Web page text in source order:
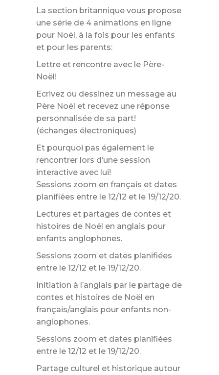
La section britannique vous propose
une série de 4 animations en ligne
pour Noël, à la fois pour les enfants
et pour les parents:
Lettre et rencontre avec le Père-
Noël!
Ecrivez ou dessinez un message au
Père Noël et recevez une réponse
personnalisée de sa part!
(échanges électroniques)
Et pourquoi pas également le
rencontrer lors d’une session
interactive avec lui!
Sessions zoom en français et dates
planifiées entre le 12/12 et le 19/12/20.
Lectures et partages de contes et
histoires de Noël en anglais pour
enfants anglophones.
Sessions zoom et dates planifiées
entre le 12/12 et le 19/12/20.
Initiation à l’anglais par le partage de
contes et histoires de Noël en
français/anglais pour enfants non-
anglophones.
Sessions zoom et dates planifiées
entre le 12/12 et le 19/12/20.
Partage culturel et historique autour